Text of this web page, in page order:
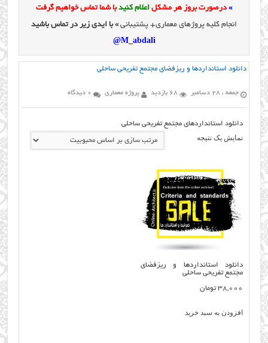
» درصورت بروز هر مشکل اعلام کنیدبا شما تماس خواهیم گرفت
انجام کلیه پروژهای معماری+ پشتیبانی» با ایدی زیر در تماس باشید
M_abdali@
دانلود استانداردها و ریزفضای مجتمع تفریحی ساحلی
جمعه ، 28 دسامبر 68 بازدید پروژه معماری 0 دیدگاه
دانلود استانداردهای مجتمع تفریحی ساحلی
نمایش یک نتیجه
دانلود استانداردها و ریزفضای
مجتمع تفریحی ساحلی
38,000 تومان
افزودن به سبد خرید